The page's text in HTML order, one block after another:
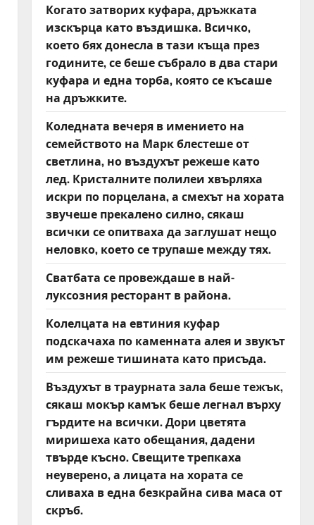
Когато затворих куфара, дръжката
изскърца като въздишка. Всичко,
което бях донесла в тази къща през
годините, се беше събрало в два стари
куфара и една торба, която се късаше
на дръжките.
Коледната вечеря в имението на
семейството на Марк блестеше от
светлина, но въздухът режеше като
лед. Кристалните полилеи хвърляха
искри по порцелана, а смехът на хората
звучеше прекалено силно, сякаш
всички се опитваха да заглушат нещо
неловко, което се трупаше между тях.
Сватбата се провеждаше в най-
луксозния ресторант в района.
Колелцата на евтиния куфар
подскачаха по каменната алея и звукът
им режеше тишината като присъда.
Въздухът в траурната зала беше тежък,
сякаш мокър камък беше легнал върху
гърдите на всички. Дори цветята
миришеха като обещания, дадени
твърде късно. Свещите трепкаха
неуверено, а лицата на хората се
сливаха в една безкрайна сива маса от
скръб.